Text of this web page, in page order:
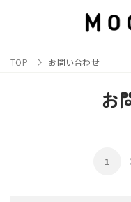
TOP お問い合わせ
お